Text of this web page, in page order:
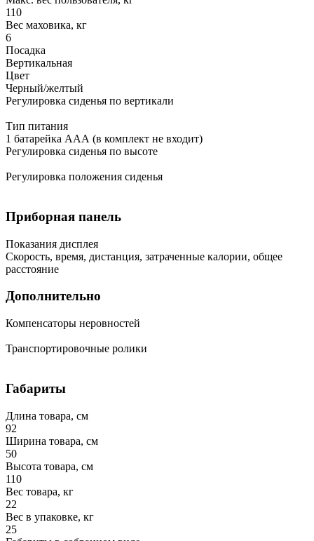
110
Вес маховика, кг
6
Посадка
Вертикальная
Цвет
Черный/желтый
Регулировка сиденья по вертикали
Тип питания
1 батарейка ААА (в комплект не входит)
Регулировка сиденья по высоте
Регулировка положения сиденья
Приборная панель
Показания дисплея
Скорость, время, дистанция, затраченные калории, общее
расстояние
Дополнительно
Компенсаторы неровностей
Транспортировочные ролики
Габариты
Длина товара, см
92
Ширина товара, см
50
Высота товара, см
110
Вес товара, кг
22
Вес в упаковке, кг
25